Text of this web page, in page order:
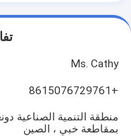
Ms. Cathy
+8615076729761
منطقة التنمية الصناعية
بمقاطعة خبي ، الصين